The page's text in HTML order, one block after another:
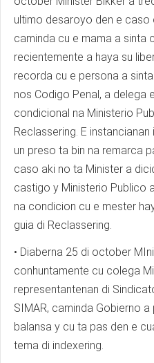
ultimo desaroyo den e caso
caminda cu e mama a sinta
recientemente a haya su
recorda cu e persona a
nos Codigo Penal, a delega
condicional na Ministerio
Reclassering. E
un preso ta bin na remarca
caso aki no ta Minister a
castigo y Ministerio Publico
na condicion cu e mester
guia di Reclassering.
• Diaberna 25 di october
conhuntamente cu colega
representantenan di
SIMAR, caminda Gobierno
balansa y cu ta pas den e
tema di indexering.